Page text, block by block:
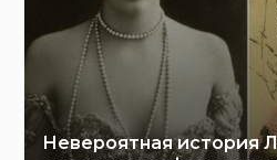
Невероятная история